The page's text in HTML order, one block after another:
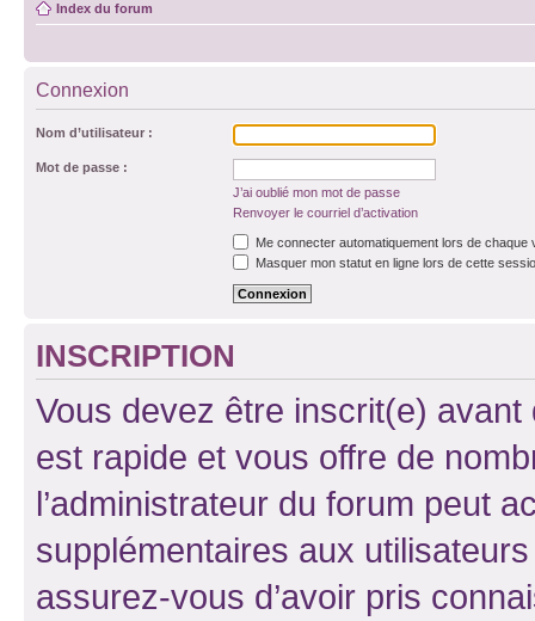
Index du forum
Connexion
Nom d’utilisateur :
Mot de passe :
J’ai oublié mon mot de passe
Renvoyer le courriel d’activation
Me connecter automatiquement lors de chaque
Masquer mon statut en ligne lors de cette
INSCRIPTION
Vous devez être inscrit(e) avant
est rapide et vous offre de
l’administrateur du forum peut
supplémentaires aux
assurez-vous d’avoir pris